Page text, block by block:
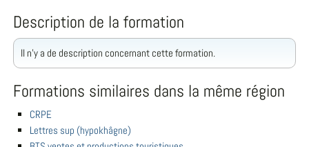
Description de la formation
Il n'y a de description concernant cette formation.
Formations similaires dans la même région
CRPE
Lettres sup (hypokhâgne)